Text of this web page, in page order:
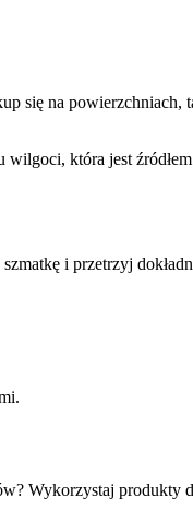
się na
która jest
i przetrzyj
Wykorzystaj